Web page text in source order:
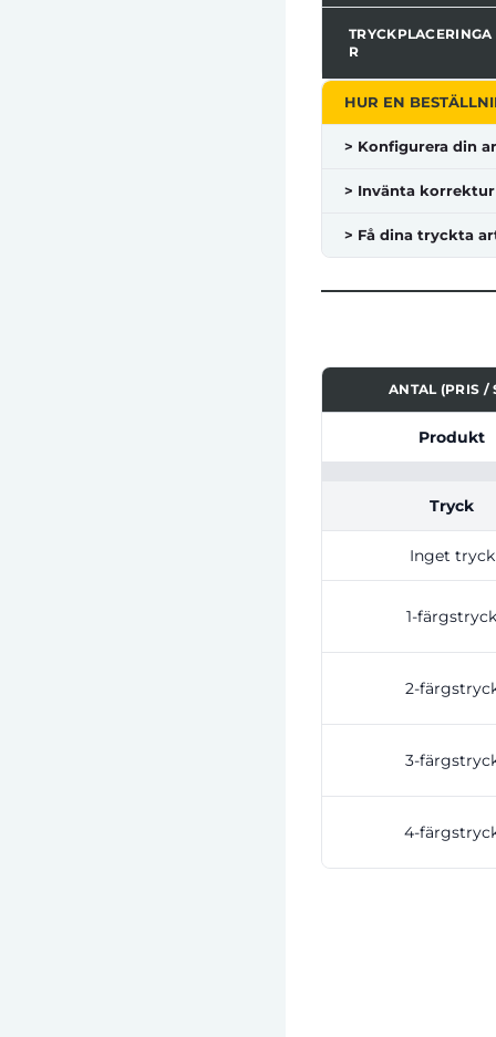
TRYCKPLACERINGA
R
HUR EN
> Konfigurera din
> Invänta korrektur
> Få dina tryckta
ANTAL (PRIS /
Produkt
Tryck
Inget tryck
1-färgstryck
2-
3-
4-